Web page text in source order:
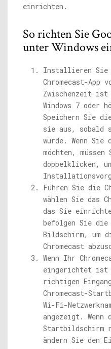
einrichten.
So richten Sie
unter Windows
Installieren Sie
Chromecast-
Zwischenzeit ist
Windows 7 oder
Speichern Sie
sie aus, sobald
wurde. Wenn
möchten,
doppelklicken,
Führen Sie die
wählen Sie das
das Sie
befolgen Sie die
Bildschirm, um
Chromecast
Wenn Ihr
eingerichtet ist
richtigen
Chromecast-
Wi-Fi-
angezeigt. Wenn
Startbildschirm
ändern Sie den